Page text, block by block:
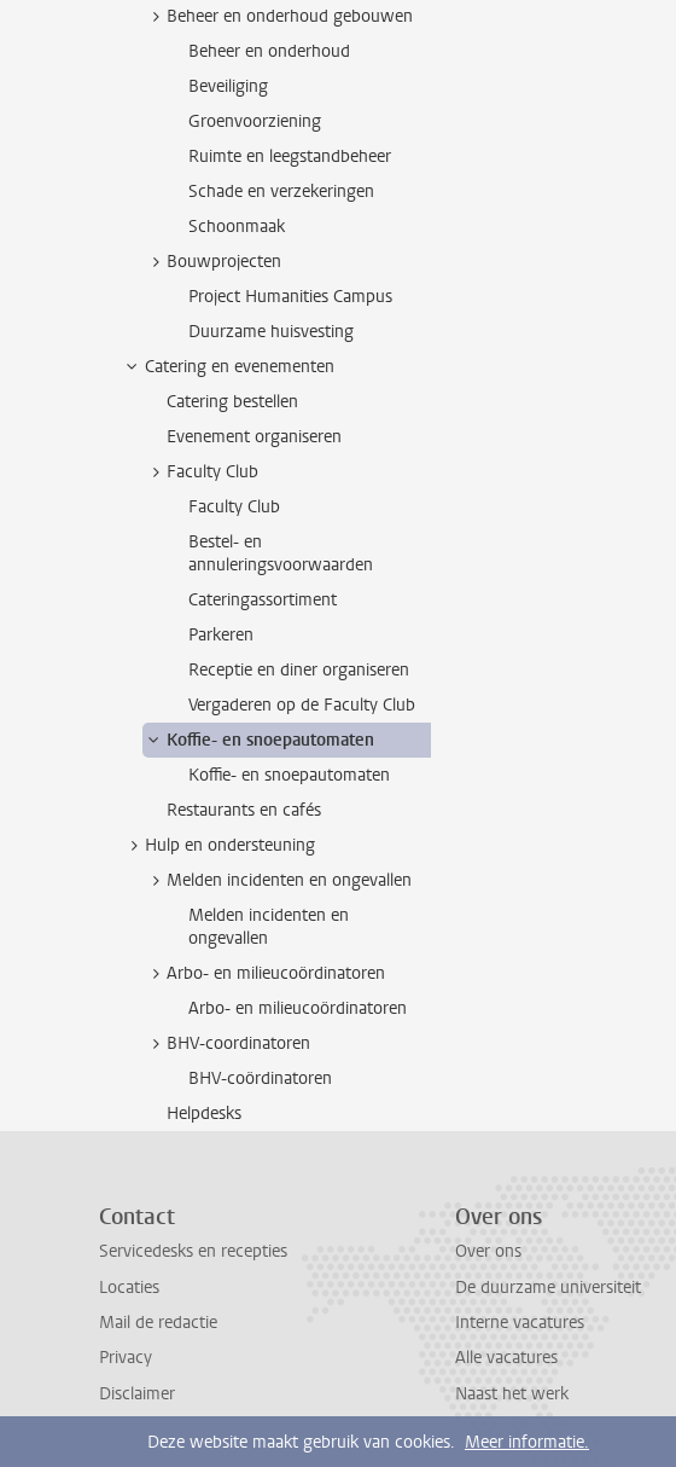
Beheer en onderhoud gebouwen
Beheer en onderhoud
Beveiliging
Groenvoorziening
Ruimte en leegstandbeheer
Schade en verzekeringen
Schoonmaak
Bouwprojecten
Project Humanities Campus
Duurzame huisvesting
Catering en evenementen
Catering bestellen
Evenement organiseren
Faculty Club
Faculty Club
Bestel- en
annuleringsvoorwaarden
Cateringassortiment
Parkeren
Receptie en diner organiseren
Vergaderen op de Faculty Club
Koffie- en snoepautomaten
Koffie- en snoepautomaten
Restaurants en cafés
Hulp en ondersteuning
Melden incidenten en ongevallen
Melden incidenten en
ongevallen
Arbo- en milieucoördinatoren
Arbo- en milieucoördinatoren
BHV-coordinatoren
BHV-coördinatoren
Helpdesks
Contact
Servicedesks en recepties
Locaties
Mail de redactie
Privacy
Disclaimer
Over ons
Over ons
De duurzame universiteit
Interne vacatures
Alle vacatures
Naast het werk
Deze website maakt gebruik van cookies. Meer informatie.